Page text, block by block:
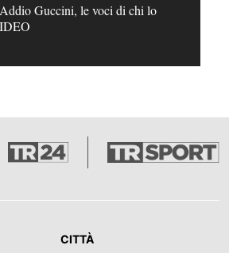
Guccini, le voci di chi lo
CITTÀ